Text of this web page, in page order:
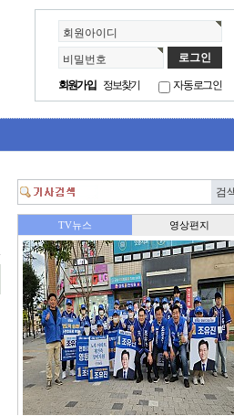
회원아이디
비밀번호
회원가입
정보찾기 자동로그인